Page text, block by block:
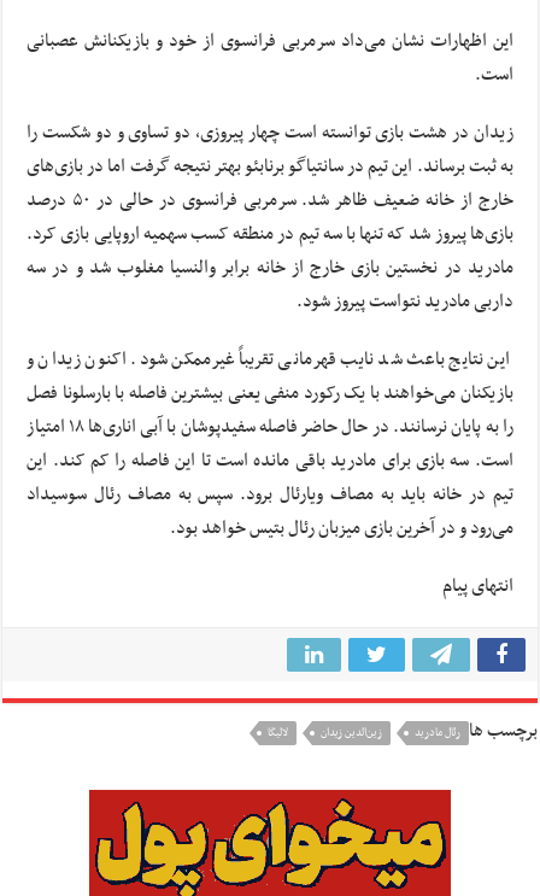
این اظهارات نشان می‌داد سرمربی فرانسوی از خود و بازیکنانش عصبانی
است.
زیدان در هشت بازی توانسته است چهار پیروزی، دو تساوی و دو شکست را
به ثبت برساند. این تیم در سانتیاگو برنابئو بهتر نتیجه گرفت اما در بازی‌های
خارج از خانه ضعیف ظاهر شد. سرمربی فرانسوی در حالی در ۵۰ درصد
بازی‌ها پیروز شد که تنها با سه تیم در منطقه کسب سهمیه اروپایی بازی کرد.
مادرید در نخستین بازی خارج از خانه برابر والنسیا مغلوب شد و در سه
داربی مادریدنتواستپیروز شود.
این نتایج باعث شد نایب قهرمانی تقریباً غیرممکن شود. اکنون زیدان و
بازیکنان می‌خواهند با یک رکورد منفی یعنی بیشترین فاصله با بارسلونا فصل
را به پایان نرسانند. در حال حاضر فاصله سفیدپوشان با آبی اناری‌ها ۱۸ امتیاز
است. سه بازی برای مادرید باقی مانده است تا این فاصله را کم کند. این
تیم در خانه باید به مصاف ویارئالبرود. سپس به مصاف رئال سوسیداد
می‌رود و در آخرین بازی میزبان رئالبتیسخواهد بود.
انتهای پیام
برچسب ها رئال مادريد زین‌الدین زیدان لالیگا